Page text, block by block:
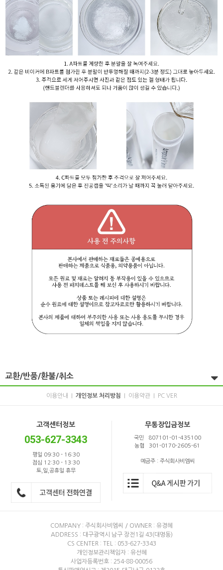
교환/반품/환불/취소
이용안내 개인정보 처리방침 이용약관 PC VER
고객센터정보
053-627-3343
평일 09:30 - 16:30
점심 12:30 - 13:30
토,일,공휴일 휴무
무통장입금정보
국민 807101-01-435100
농협 301-0170-2605-61
예금주 : 주식회사비엠씨
COMPANY : 주식회사비엠씨 / OWNER : 유경혜
ADDRESS : 대구광역시 남구 장전1길 43(대명동)
CS CENTER : TEL : 053-627-3343
개인정보관리책임자 : 유선혜
사업자등록번호 : 254-88-00056